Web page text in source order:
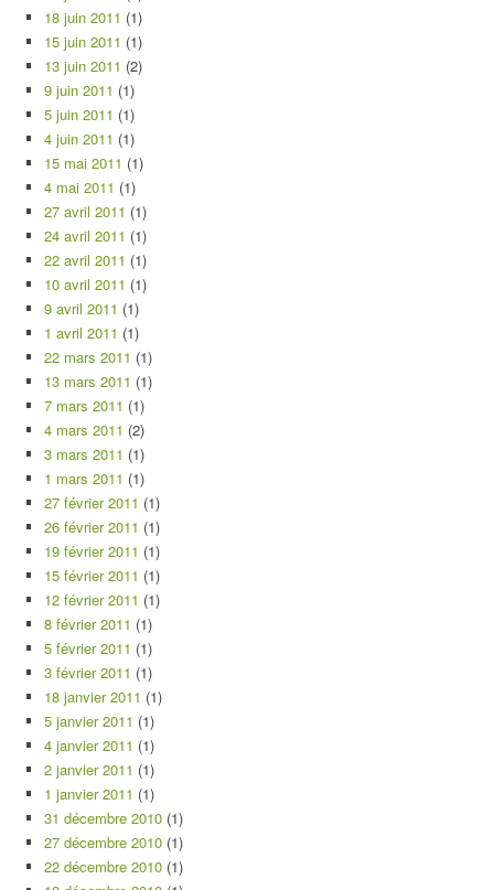
18 juin 2011 (1)
15 juin 2011 (1)
13 juin 2011 (2)
9 juin 2011 (1)
5 juin 2011 (1)
4 juin 2011 (1)
15 mai 2011 (1)
4 mai 2011 (1)
27 avril 2011 (1)
24 avril 2011 (1)
22 avril 2011 (1)
10 avril 2011 (1)
9 avril 2011 (1)
1 avril 2011 (1)
22 mars 2011 (1)
13 mars 2011 (1)
7 mars 2011 (1)
4 mars 2011 (2)
3 mars 2011 (1)
1 mars 2011 (1)
27 février 2011 (1)
26 février 2011 (1)
19 février 2011 (1)
15 février 2011 (1)
12 février 2011 (1)
8 février 2011 (1)
5 février 2011 (1)
3 février 2011 (1)
18 janvier 2011 (1)
5 janvier 2011 (1)
4 janvier 2011 (1)
2 janvier 2011 (1)
1 janvier 2011 (1)
31 décembre 2010 (1)
27 décembre 2010 (1)
22 décembre 2010 (1)